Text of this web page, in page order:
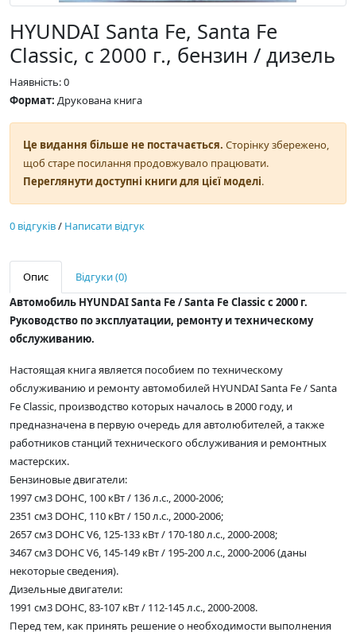
HYUNDAI Santa Fe, Santa Fe
Classic, с 2000 г., бензин / дизель
Наявність: 0
Формат: Друкована книга
Це видання більше не постачається. Сторінку збережено,
щоб старе посилання продовжувало працювати.
Переглянути доступні книги для цієї моделі.
0 відгуків/ Написати відгук
Опис
Відгуки (0)
Автомобиль HYUNDAI Santa Fe / Santa Fe Classic с 2000 г.
Руководство по эксплуатации, ремонту и техническому
обслуживанию.
Настоящая книга является пособием по техническому
обслуживанию и ремонту автомобилей HYUNDAI Santa Fe / Santa
Fe Classic, производство которых началось в 2000 году, и
предназначена в первую очередь для автолюбителей, а также
работников станций технического обслуживания и ремонтных
мастерских.
Бензиновые двигатели:
1997 см3 DOHC, 100 кВт / 136 л.с., 2000-2006;
2351 см3 DOHC, 110 кВт / 150 л.с., 2000-2006;
2657 см3 DOHC V6, 125-133 кВт / 170-180 л.с., 2000-2008;
3467 см3 DOHC V6, 145-149 кВт / 195-200 л.с., 2000-2006 (даны
некоторые сведения).
Дизельные двигатели:
1991 см3 DOHC, 83-107 кВт / 112-145 л.с., 2000-2008.
Перед тем, как принять решение о необходимости выполнения